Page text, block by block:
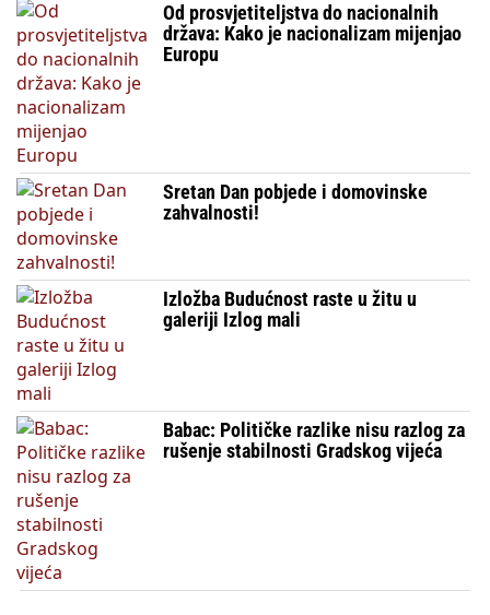
Od prosvjetiteljstva do nacionalnih
država: Kako je nacionalizam mijenjao
Europu
Sretan Dan pobjede i domovinske
zahvalnosti!
Izložba Budućnost raste u žitu u
galeriji Izlog mali
Babac: Političke razlike nisu razlog za
rušenje stabilnosti Gradskog vijeća